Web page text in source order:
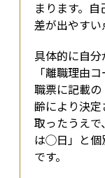
まります。
差が出やすい
具体的に自
「離職理由
職票に記載
齢により決
取ったうえ
は◯日」と個
です。